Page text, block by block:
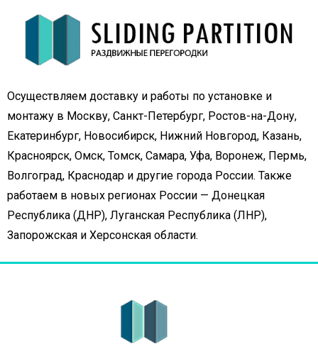
Осуществляем доставку и работы по установке и
монтажу в Москву, Санкт-Петербург, Ростов-на-Дону,
Екатеринбург, Новосибирск, Нижний Новгород, Казань,
Красноярск, Омск, Томск, Самара, Уфа, Воронеж, Пермь,
Волгоград, Краснодар и другие города России. Также
работаем в новых регионах России — Донецкая
Республика (ДНР), Луганская Республика (ЛНР),
Запорожская и Херсонская области.